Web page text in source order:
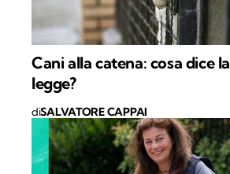
Cani alla catena: cosa dice la
legge?
diSALVATORE CAPPAI